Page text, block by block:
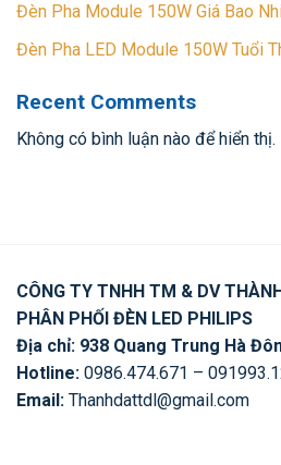
Đèn Pha Module 150W Giá Bao
Đèn Pha LED Module 150W Tuổi
Recent Comments
Không có bình luận nào để hiển thị.
CÔNG TY TNHH TM & DV
PHÂN PHỐI ĐÈN LED PHILIPS
Địa chỉ: 938 Quang Trung Hà
Hotline: 0986.474.671 –
Email: Thanhdattdl@gmail.com